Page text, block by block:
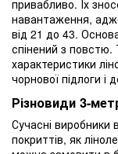
привабливо. Їх
навантаження,
від 21 до 43.
спінений з повстю.
характеристики
чорнової підлоги і
Різновиди 3-
Сучасні
покриттів, як